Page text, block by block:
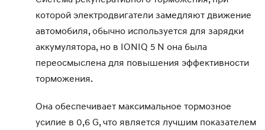
которой электродвигатели замедляют движение
автомобиля, обычно используется для зарядки
аккумулятора, но в IONIQ 5 N она была
переосмыслена для повышения эффективности
торможения.
Она обеспечивает максимальное тормозное
усилие в 0,6 G, что является лучшим показателем